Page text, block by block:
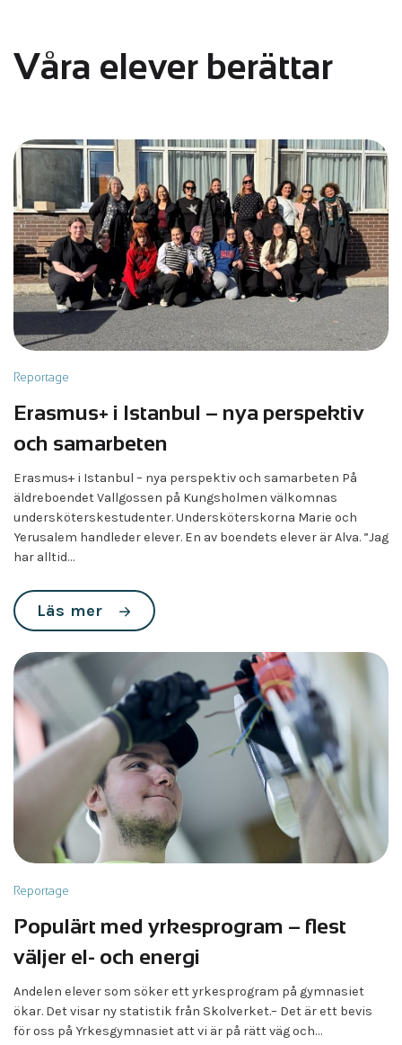
Våra elever berättar
Reportage
Erasmus+ i Istanbul – nya perspektiv
och samarbeten
Erasmus+ i Istanbul – nya perspektiv och samarbeten På
äldreboendet Vallgossen på Kungsholmen välkomnas
undersköterskestudenter. Undersköterskorna Marie och
Yerusalem handleder elever. En av boendets elever är Alva. ”Jag
har alltid…
Läs mer
Reportage
Populärt med yrkesprogram – flest
väljer el- och energi
Andelen elever som söker ett yrkesprogram på gymnasiet
ökar. Det visar ny statistik från Skolverket.– Det är ett bevis
för oss på Yrkesgymnasiet att vi är på rätt väg och…